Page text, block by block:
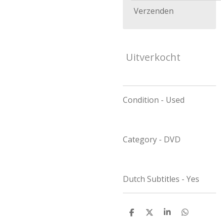
Verzenden
Uitverkocht
Condition - Used
Category - DVD
Dutch Subtitles - Yes
D D S D